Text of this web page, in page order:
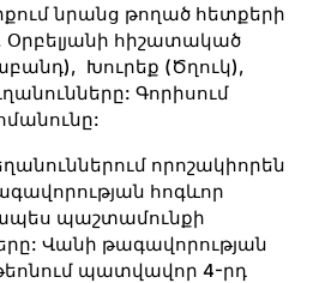
նրանց թողած հետքերի
Օրբելյանի հիշատակած
Խուրեք (Ծղուկ),
Գորիսում
որոշակիորեն
հոգևոր
պաշտամունքի
Վանի թագավորության
պատվավոր 4-րդ